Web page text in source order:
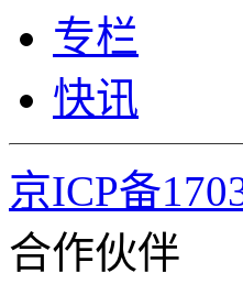
专栏
快讯
京ICP备
合作伙伴